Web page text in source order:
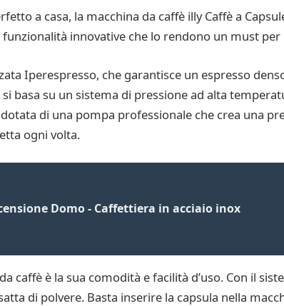
a casa, la macchina da caffè illy Caffè a
innovative che lo rendono un must
Iperespresso, che garantisce un espresso
basa su un sistema di pressione ad alta
di una pompa professionale che crea una
ogni volta.
Domo - Caffettiera in acciaio inox
è la sua comodità e facilità d’uso. Con il
di polvere. Basta inserire la capsula nella